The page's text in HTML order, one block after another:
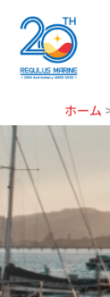
プ
ホーム